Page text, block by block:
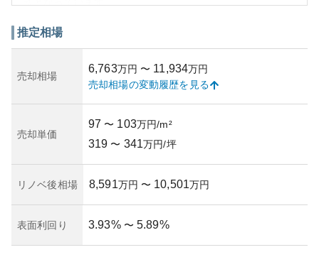
るエリアの利便性を享受でき、商業施設、公共施設、公園
外観は、東京都心部に適した洗練されたデザインが特徴
で、地域のランドマーク的存在です。資産性においては、
高い利便性と、東京都内でも安定した人気を誇る板橋区エ
しかし、所有リスクという観点では、市場の変動や都心部
特有の地価変動、災害リスクを考慮する必要があります。
推定相場
売却相場
6,763万円 〜 11,934万円
売却相場の変動履歴を見る
売却単価
97 〜 103万円/m²
319 〜 341万円/坪
リノベ後相場 8,591万円 〜 10,501万円
表面利回り 3.93% 〜 5.89%